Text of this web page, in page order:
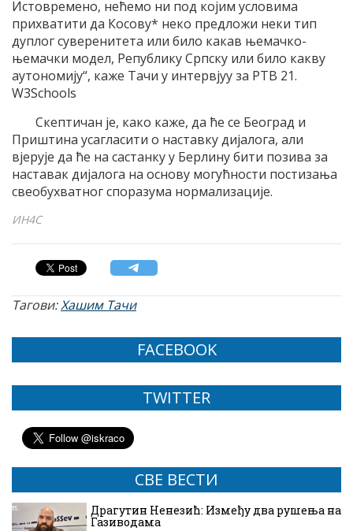
Истовремено, нећемо ни под којим условима
прихватити да Косову* неко предложи неки тип
дуплог суверенитета или било какав њемачко-
њемачки модел, Републику Српску или било какву
аутономију“, каже Тачи у интервјуу за РТВ 21.
W3Schools
Скептичан је, како каже, да ће се Београд и
Приштина усагласити о наставку дијалога, али
вјерује да ће на састанку у Берлину бити позива за
наставак дијалога на основу могућности постизања
свеобухватног споразума нормализације.
ИН4С
Тагови:Хашим Тачи
FACEBOOK
TWITTER
СВЕ ВЕСТИ
Драгутин Ненезић: Између два рушења на
Газиводама